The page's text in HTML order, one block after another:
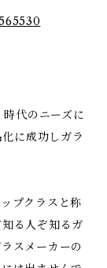
代のニーズに
に成功しガラ
プクラスと称
る人ぞ知るガ
スメーカーの